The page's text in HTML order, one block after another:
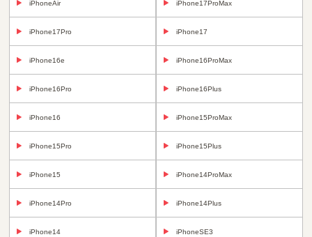
iPhoneAir iPhone17ProMax
iPhone17Pro iPhone17
iPhone16e iPhone16ProMax
iPhone16Pro iPhone16Plus
iPhone16 iPhone15ProMax
iPhone15Pro iPhone15Plus
iPhone15 iPhone14ProMax
iPhone14Pro iPhone14Plus
iPhone14 iPhoneSE3